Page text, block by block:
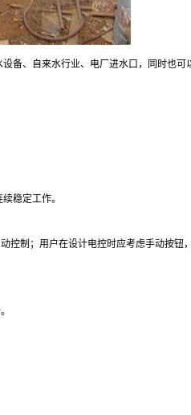
、自来水行业、电厂进水口，同时也
稳定工作。
制；用户在设计电控时应考虑手动按